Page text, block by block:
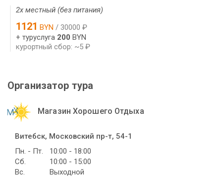
2х местный (без питания)
1121 BYN / 30000 ₽
+ туруслуга 200 BYN
курортный сбор: ~5 ₽
Организатор тура
Магазин Хорошего Отдыха
Витебск, Московский пр-т, 54-1
Пн. - Пт.
10:00 - 18:00
Сб.
10:00 - 15:00
Вс.
Выходной